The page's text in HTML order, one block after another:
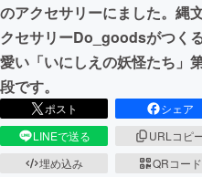
のアクセサリーにました。縄
クセサリーDo_goodsがつく
愛い「いにしえの妖怪たち」
段です。
ポスト
シェア
LINEで送る
URLコピ
埋め込み
QRコード